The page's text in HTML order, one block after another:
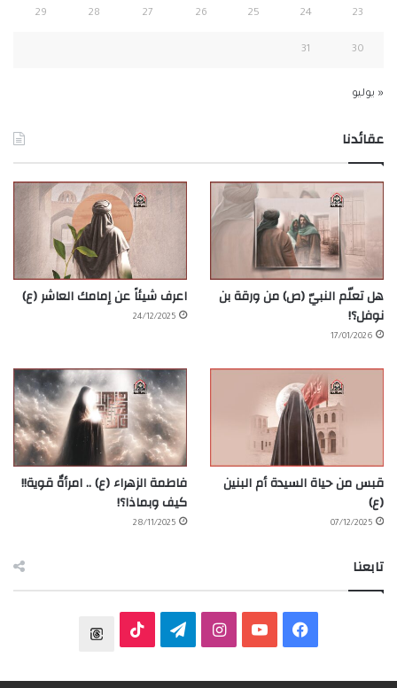
23
24
25
26
27
28
29
30
31
« يوليو
عقائدنا
هل تعلّم النبيّ (ص) من ورقة بن
نوفل؟!
17/01/2026
اعرف شيئاً عن إمامك العاشر (ع)
24/12/2025
قبس من حياة السيدة أم البنين
(ع)
07/12/2025
فاطمة الزهراء (ع) .. امرأةٌ قوية!!
كيف وبماذا؟!
28/11/2025
تابعنا